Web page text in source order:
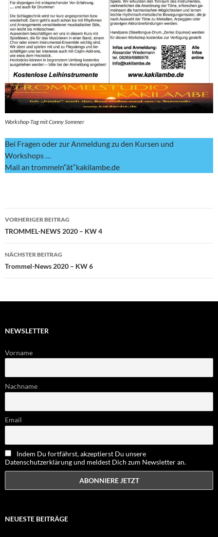
Workshop-Tag mit Conny Sommer
Bei Fragen oder zur Anmeldung zu den Kursen und
Workshops …
Mail an trommeln“ät“kakilambe.de
Beitragsnavigation
VORHERIGER BEITRAG
TROMMEL-NEWS 2020 – KW 4
NÄCHSTER BEITRAG
Trommel-News 2020 – KW 6
NEWSLETTER
Vorname
Nachname
Email
Indem Du fortfährst, akzeptierst Du unsere
Datenschutzerklärung und meldest Dich zum Newsletter an.
NEUESTE BEITRÄGE